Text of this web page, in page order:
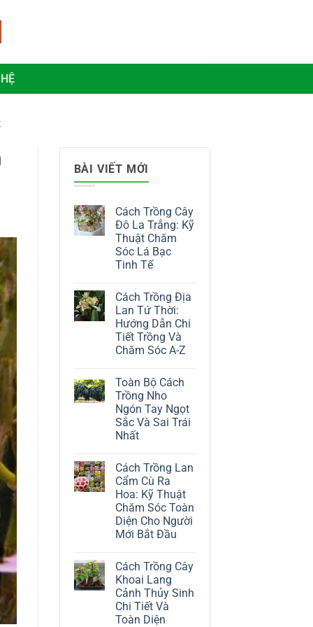
BÀI VIẾT MỚI
Cách Trồng Cây
Đô La Trắng: Kỹ
Thuật Chăm
Sóc Lá Bạc
Tinh Tế
bình
luận
ở
Cách
Trồng
Cây
Đô
Kỹ
Thuật
Chăm
Sóc
Lá
Bạc
Tinh
Cách Trồng Địa
Lan Tứ Thời:
Hướng Dẫn Chi
Tiết Trồng Và
Chăm Sóc A-Z
bình
luận
Cách
Trồng
Địa
Lan
Hướng
Dẫn
Chi
Tiết
Trồng
Và
Chăm
Sóc
A-
Toàn Bộ Cách
Trồng Nho
Ngón Tay Ngọt
Sắc Và Sai Trái
Nhất
bình
luận
ở
Toàn
Bộ
Cách
Trồng
Nho
Ngón
Sắc
Và
Sai
Trái
Nhất
Cách Trồng Lan
Cẩm Cù Ra
Hoa: Kỹ Thuật
Chăm Sóc Toàn
Diện Cho Người
Mới Bắt Đầu
bình
luận
ở
Cách
Trồng
Lan
Cẩm
Cách Trồng Cây
Khoai Lang
Cảnh Thủy Sinh
Chi Tiết Và
Toàn Diện